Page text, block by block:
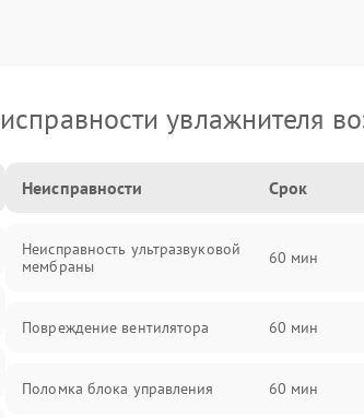
увлажнителя
Неисправности Срок
Неисправность ультразвуковой
мембраны
60 мин
Повреждение вентилятора 60 мин
Поломка блока управления 60 мин